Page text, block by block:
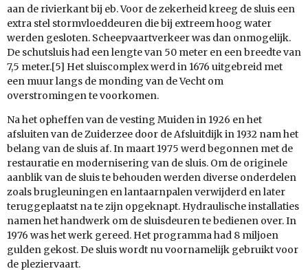
aan de rivierkant bij eb. Voor de zekerheid kreeg de sluis een
extra stel stormvloeddeuren die bij extreem hoog water
werden gesloten. Scheepvaartverkeer was dan onmogelijk.
De schutsluis had een lengte van 50 meter en een breedte van
7,5 meter.[5] Het sluiscomplex werd in 1676 uitgebreid met
een muur langs de monding van de Vecht om
overstromingen te voorkomen.
Na het opheffen van de vesting Muiden in 1926 en het
afsluiten van de Zuiderzee door de Afsluitdijk in 1932 nam het
belang van de sluis af. In maart 1975 werd begonnen met de
restauratie en modernisering van de sluis. Om de originele
aanblik van de sluis te behouden werden diverse onderdelen
zoals brugleuningen en lantaarnpalen verwijderd en later
teruggeplaatst na te zijn opgeknapt. Hydraulische installaties
namen het handwerk om de sluisdeuren te bedienen over. In
1976 was het werk gereed. Het programma had 8 miljoen
gulden gekost. De sluis wordt nu voornamelijk gebruikt voor
de pleziervaart.